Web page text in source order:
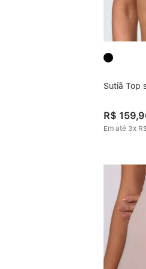
Sutiã Top
R$ 159,
Em até 3x